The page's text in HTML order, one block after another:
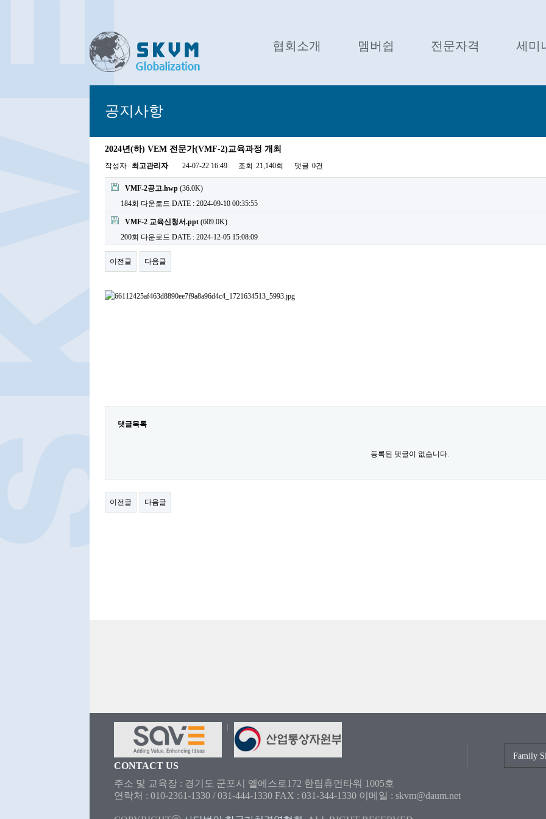
협회소개 멤버쉽 전문자격 세미
공지사항
2024년(하) VEM 전문가(VMF-2)교육과정 개최
작성자 최고관리자 24-07-22 16:49 조회 21,140회 댓글 0건
VMF-2공고.hwp (36.0K)
184회 다운로드 DATE : 2024-09-10 00:35:55
VMF-2 교육신청서.ppt (609.0K)
200회 다운로드 DATE : 2024-12-05 15:08:09
이전글 다음글
댓글목록
등록된 댓글이 없습니다.
이전글 다음글
CONTACT US
주소 및 교육장 : 경기도 군포시 엘에스로172 한림휴먼타워 1005호
연락처 : 010-2361-1330 / 031-444-1330 FAX : 031-344-1330 이메일 : skvm@daum.net